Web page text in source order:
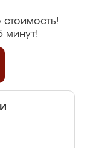
минут!